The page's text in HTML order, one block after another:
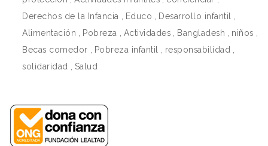
Derechos de la Infancia
Educo Desarrollo infantil
Alimentación
Pobreza Actividades Bangladesh niños
Becas comedor
Pobreza infantil responsabilidad
solidaridad
Salud